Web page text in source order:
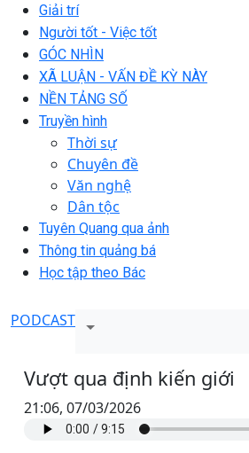
Giải trí
Người tốt - Việc tốt
GÓC NHÌN
XÃ LUẬN - VẤN ĐỀ KỲ NÀY
NỀN TẢNG SỐ
Truyền hình
Thời sự
Chuyên đề
Văn nghệ
Dân tộc
Tuyên Quang qua ảnh
Thông tin quảng bá
Học tập theo Bác
PODCAST
Vượt qua định kiến giới
21:06, 07/03/2026